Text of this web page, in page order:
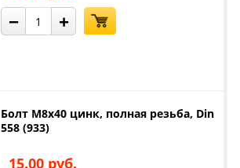
− +
Болт М8х40 цинк, полная резьба, Din
558 (933)
15.00 руб.